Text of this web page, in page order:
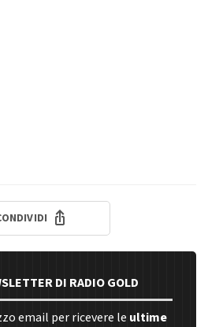
DI RADIO GOLD
email per ricevere le ultime